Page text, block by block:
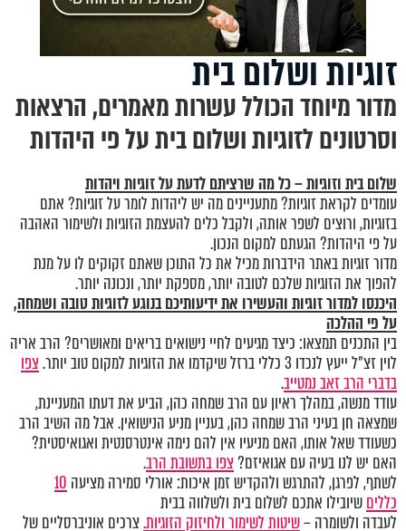
זוגיות ושלום בית
מדור מיוחד הכולל עשרות מאמרים, הרצאות
וסרטונים לזוגיות ושלום בית על פי היהדות
שלום בית וזוגיות – כל מה שרציתם לדעת על זוגיות ויהדות
עומדים לקראת זוגיות? מתעניינים מה יש ליהדות לומר על זוגיות? אתם
בזוגיות, ורוצים לשפר אותה, ולקבל כלים להעצמת הזוגיות ולשימור האהבה
על פי היהדות? הגעתם למקום הנכון.
מדור זוגיות באתר הידברות מכיל את כל התוכן שאתם זקוקים לו על מנת
להפוך את הזוגיות שלכם לטובה יותר, מספקת יותר, ונכונה יותר.
היכנסולמדור זוגיותוהעשירו את ידיעותיכם בנוגע לזוגיות טובה ושמחה,
על פי ההלכה
בין התכנים תמצאו: כיצד מגיעים לחיי נישואים בריאים ומאושרים? הרב אריה
לוין זצ"ל ייעץ לנכדו 3 כללי ברזל שיקדמו את הזוגיות למקום טוב יותר.
צפו
בדברי הרב זאב נמטייב.
עודד מנשה, במהלך ראיון עם הרב שמחה כהן, הביע את דעתו המעניינת,
שמצאה חן בעיני הרב שמחה כהן, בעניין מניע הנישואין. אבל מה השיב הרב
כשעודד שאל אותו, האם מניעיו אין להם נימה אינטרסנטית ואגואיסטית?
האם יש לנו בעיה עם אגואיזם?צפו בתשובת הרב.
לשתף, לפרגן, להתרגש ולהקדיש זמן איכות: אורלי סמירה מציעה 10
כלליםשיובילו אתכם לשלום בית ולשלווה בבית
לעבדה ולשומרה –שיטות לשימור ולחיזוק הזוגיות.צרכים אוניברסליים של